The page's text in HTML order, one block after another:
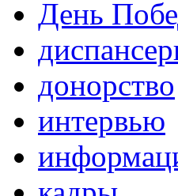
День
донорство
интервью